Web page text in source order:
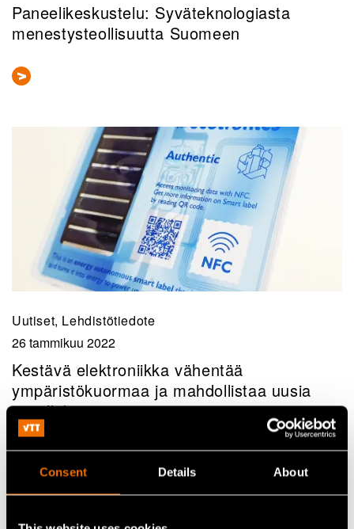
Consent Details About
Paneelikeskustelu: Syväteknologiasta
menestysteollisuutta Suomeen
Uutiset, Lehdistötiedote
26 tammikuu 2022
Kestävä elektroniikka vähentää
ympäristökuormaa ja mahdollistaa uusia
sovelluksia